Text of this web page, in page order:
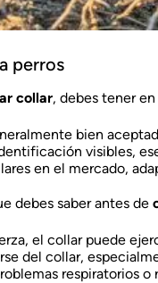
perros
collar, debes tener
bien
visibles,
en el mercado,
debes saber antes de
el collar puede
del collar,
respiratorios